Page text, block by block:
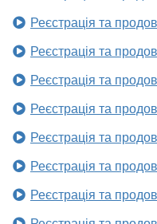
Реєстрація та
Реєстрація та
Реєстрація та
Реєстрація та
Реєстрація та
Реєстрація та
Реєстрація та